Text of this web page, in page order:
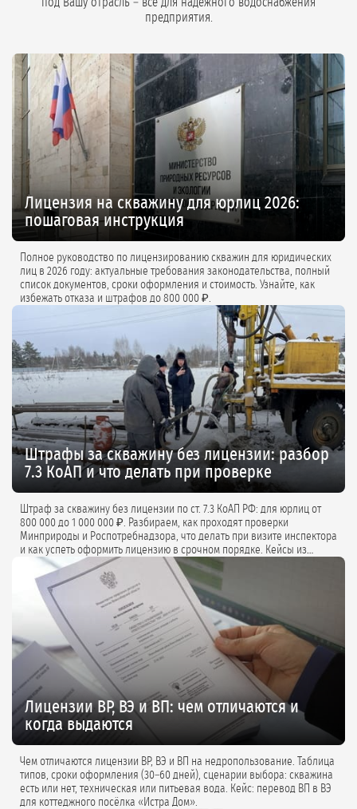
предприятия.
Лицензия на скважину для юрлиц 2026:
пошаговая инструкция
Полное руководство по лицензированию скважин для юридических
лиц в 2026 году: актуальные требования законодательства, полный
список документов, сроки оформления и стоимость. Узнайте, как
избежать отказа и штрафов до 800 000 ₽.
Штрафы за скважину без лицензии: разбор
7.3 КоАП и что делать при проверке
Штраф за скважину без лицензии по ст. 7.3 КоАП РФ: для юрлиц от
800 000 до 1 000 000 ₽. Разбираем, как проходят проверки
Минприроды и Роспотребнадзора, что делать при визите инспектора
и как успеть оформить лицензию в срочном порядке. Кейсы из
практики и советы экспертов.
Лицензии ВР, ВЭ и ВП: чем отличаются и
когда выдаются
Чем отличаются лицензии ВР, ВЭ и ВП на недропользование. Таблица
типов, сроки оформления (30–60 дней), сценарии выбора: скважина
есть или нет, техническая или питьевая вода. Кейс: перевод ВП в ВЭ
для коттеджного посёлка «Истра Дом».